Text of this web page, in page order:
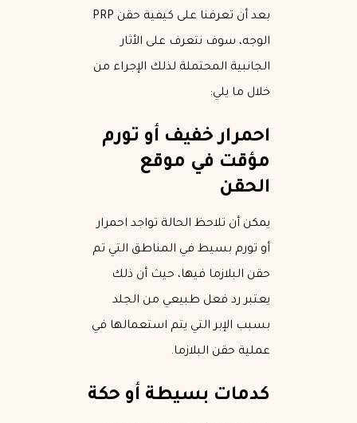
بعد أن تعرفنا على كيفية حقن PRP
الوجه، سوف نتعرف على الأثار
الجانبية المحتملة لذلك الإجراء من
خلال ما يلي:
احمرار خفيف أو تورم
مؤقت في موقع
الحقن
يمكن أن تلاحظ الحالة تواجد احمرار
أو تورم بسيط في المناطق التي تم
حقن البلازما فيها، حيث أن ذلك
يعتبر رد فعل طبيعي من الجلد
بسبب الإبر التي يتم استعمالها في
عملية حقن البلازما.
كدمات بسيطة أو حكة